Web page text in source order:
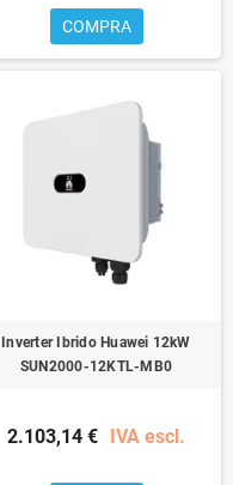
COMPRA
Inverter Ibrido Huawei 12kW
SUN2000-12KTL-MB0
2.103,14 € IVA escl.